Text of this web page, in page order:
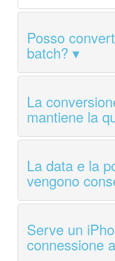
Posso
batch?
La
mantiene la
La data e la
vengono
Serve un
connessione